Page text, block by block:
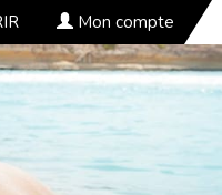
Mon compte